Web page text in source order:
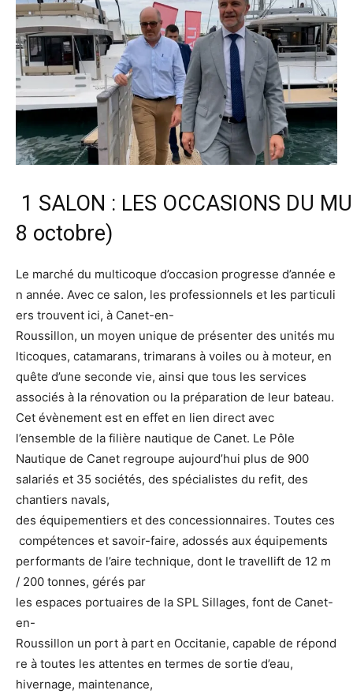
1 SALON : LES OCCASIONS DU
8 octobre)
Le marché du multicoque d’occasion progresse d’année e
n année. Avec ce salon, les professionnels et les particuli
ers trouvent ici, à Canet-en-
Roussillon, un moyen unique de présenter des unités mu
lticoques, catamarans, trimarans à voiles ou à moteur, en
quête d’une seconde vie, ainsi que tous les services
associés à la rénovation ou la préparation de leur bateau.
Cet évènement est en effet en lien direct avec
l’ensemble de la filière nautique de Canet. Le Pôle
Nautique de Canet regroupe aujourd’hui plus de 900
salariés et 35 sociétés, des spécialistes du refit, des
chantiers navals,
des équipementiers et des concessionnaires. Toutes ces
compétences et savoir-faire, adossés aux équipements
performants de l’aire technique, dont le travellift de 12 m
/ 200 tonnes, gérés par
les espaces portuaires de la SPL Sillages, font de Canet-
en-
Roussillon un port à part en Occitanie, capable de répond
re à toutes les attentes en termes de sortie d’eau,
hivernage, maintenance,